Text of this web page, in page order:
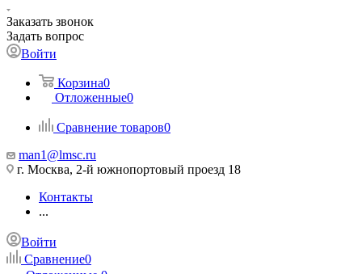
Заказать звонок
Задать вопрос
Войти
Корзина0
Отложенные0
Сравнение товаров0
man1@lmsc.ru
г. Москва, 2-й южнопортовый проезд 18
Контакты
...
Войти
Сравнение0